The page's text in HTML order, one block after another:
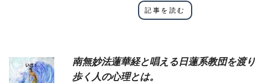
記事を読む
南無妙法蓮華経と唱える日蓮系教団を渡り
歩く人の心理とは。